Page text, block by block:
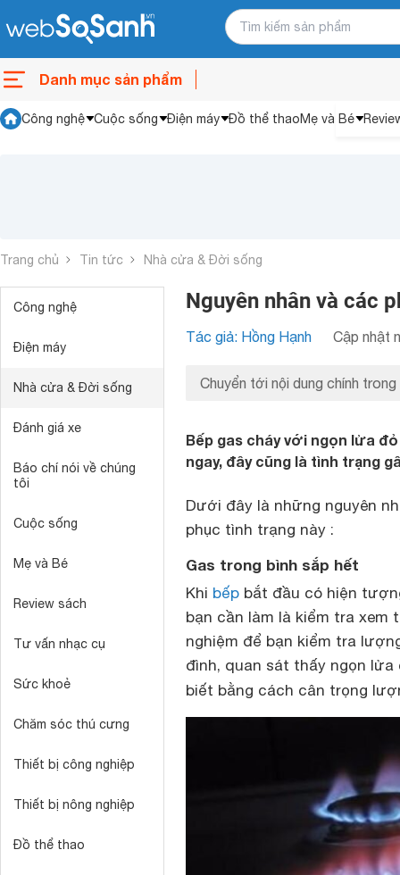
Danh mục sản phẩm
Công nghệ Cuộc sống Điện máy Đồ thể thaoMẹ và Bé
Trang chủ Tin tức Nhà cửa & Đời sống
Công nghệ
Điện máy
Nhà cửa & Đời sống
Đánh giá xe
Báo chí nói về chúng
tôi
Cuộc sống
Mẹ và Bé
Review sách
Tư vấn nhạc cụ
Sức khoẻ
Chăm sóc thú cưng
Thiết bị công nghiệp
Thiết bị nông nghiệp
Đồ thể thao
Nguyên nhân và các
Tác giả: Hồng Hạnh Cập nhật
Chuyển tới nội dung chính trong
Bếp gas cháy với ngọn lửa
ngay, đây cũng là tình trạng
Dưới đây là những nguyên
phục tình trạng này :
Gas trong bình sắp hết
Khi bếp bắt đầu có hiện
bạn cần làm là kiểm tra xem
nghiệm để bạn kiểm tra
đình, quan sát thấy ngọn
biết bằng cách cân trọng